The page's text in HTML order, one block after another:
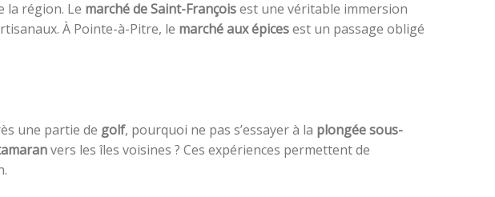
la région. Le marché de Saint-Françoisest une véritable immersion
À Pointe-à-Pitre, le marché aux épicesest un passage obligé
une partie de golf, pourquoi ne pas s’essayer à la plongée sous-
vers les îles voisines ? Ces expériences permettent de